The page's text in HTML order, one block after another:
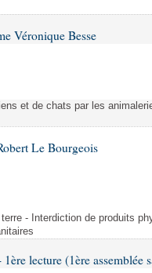
Véronique Besse
et de chats par les
Le Bourgeois
- Interdiction de produits
lecture (1ère assemblée